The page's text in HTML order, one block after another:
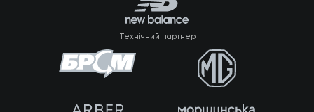
Технічний партнер